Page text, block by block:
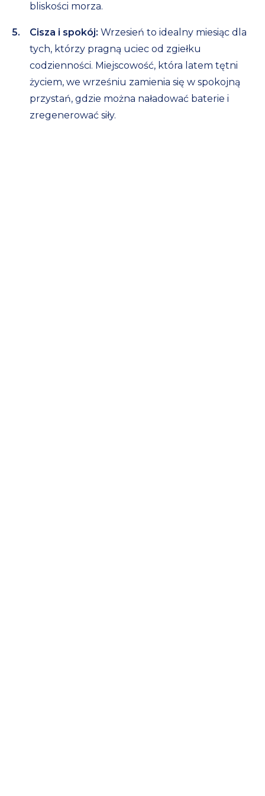
bliskości morza.
Cisza i spokój: Wrzesień to idealny miesiąc dla
tych, którzy pragną uciec od zgiełku
codzienności. Miejscowość, która latem tętni
życiem, we wrześniu zamienia się w spokojną
przystań, gdzie można naładować baterie i
zregenerować siły.